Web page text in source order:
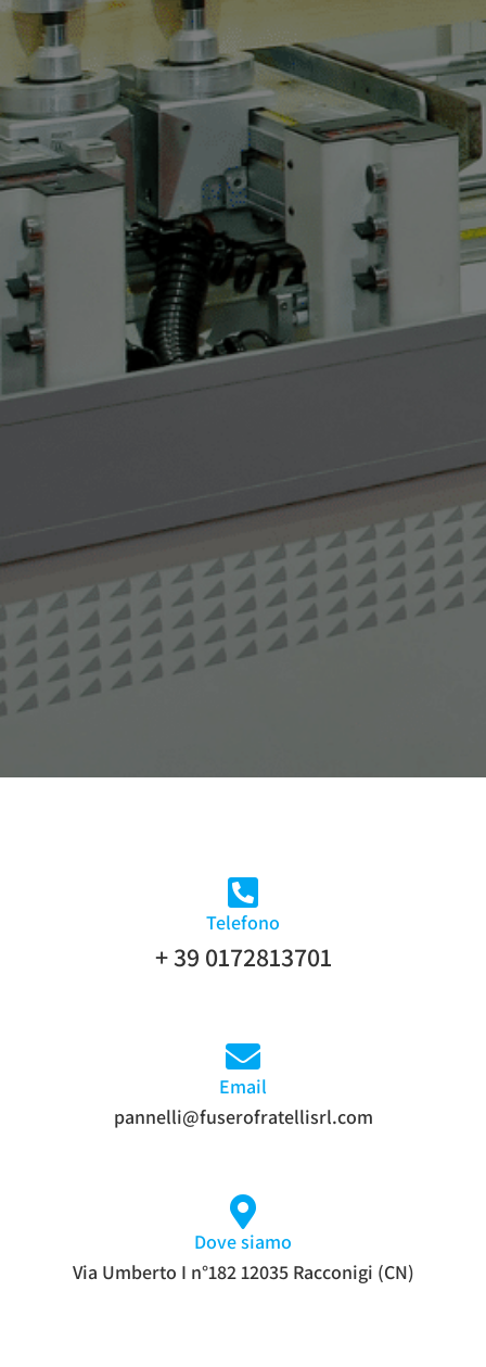
Telefono
+ 39 0172813701
Email
pannelli@fuserofratellisrl.com
Dove siamo
Via Umberto I n°182 12035 Racconigi (CN)